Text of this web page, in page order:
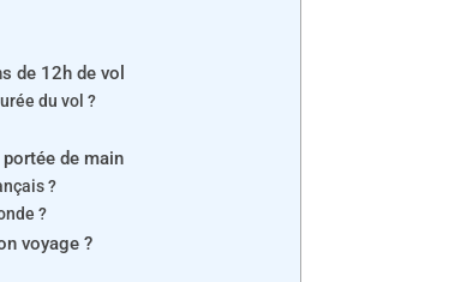
de 12h de vol
du vol ?
de main
?
?
voyage ?